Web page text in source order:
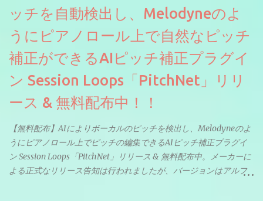
ッチを自動検出し、Melodyneのよ
うにピアノロール上で自然なピッチ
補正ができるAIピッチ補正プラグイ
ン Session Loops「PitchNet」リリ
ース & 無料配布中！！
【無料配布】AIによりボーカルのピッチを検出し、Melodyneのよ
うにピアノロール上でピッチの編集できるAIピッチ補正プラグイ
ン Session Loops「PitchNet」リリース & 無料配布中。メーカーに
よる正式なリリース告知は行われましたが、バージョンはアルフ